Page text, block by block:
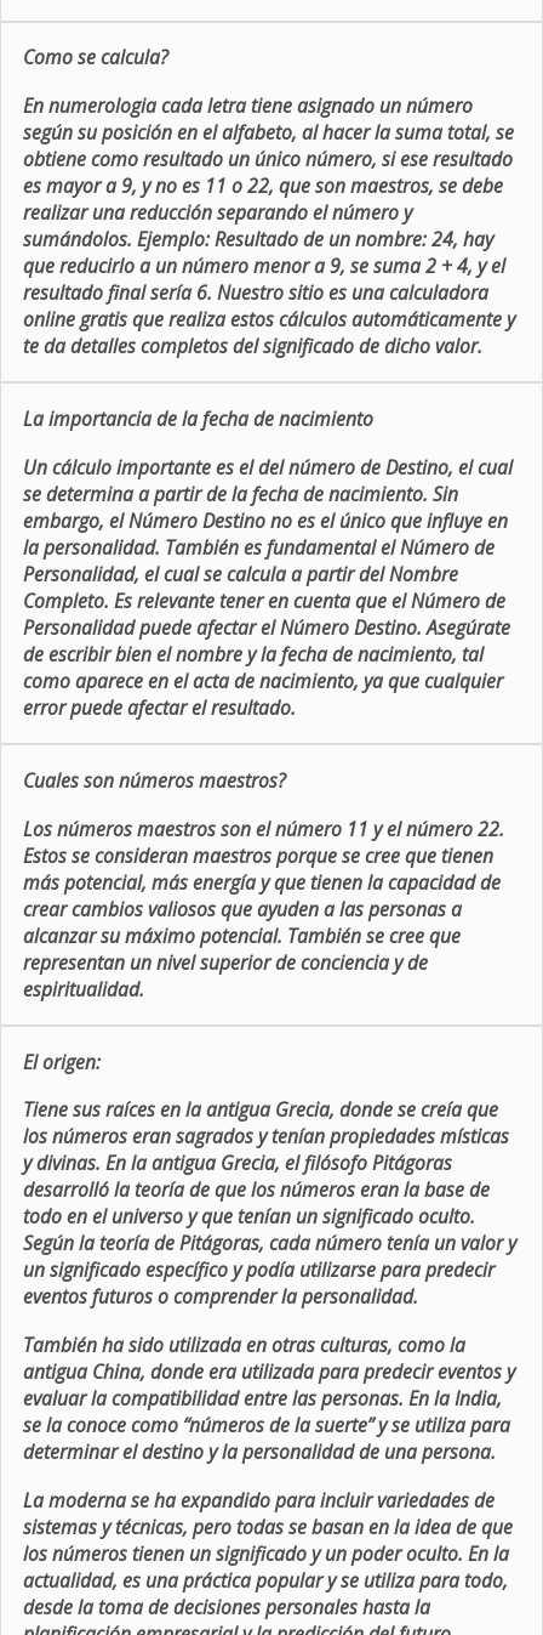
Como se calcula?
En numerologia cada letra tiene asignado un número
según su posición en el alfabeto, al hacer la suma total, se
obtiene como resultado un único número, si ese resultado
es mayor a 9, y no es 11 o 22, que son maestros, se debe
realizar una reducción separando el número y
sumándolos. Ejemplo: Resultado de un nombre: 24, hay
que reducirlo a un número menor a 9, se suma 2 + 4, y el
resultado final sería 6. Nuestro sitio es una calculadora
online gratis que realiza estos cálculos automáticamente y
te da detalles completos del significado de dicho valor.
La importancia de la fecha de nacimiento
Un cálculo importante es el del número de Destino, el cual
se determina a partir de la fecha de nacimiento. Sin
embargo, el Número Destino no es el único que influye en
la personalidad. También es fundamental el Número de
Personalidad, el cual se calcula a partir del Nombre
Completo. Es relevante tener en cuenta que el Número de
Personalidad puede afectar el Número Destino. Asegúrate
de escribir bien el nombre y la fecha de nacimiento, tal
como aparece en el acta de nacimiento, ya que cualquier
error puede afectar el resultado.
Cuales son números maestros?
Los números maestros son el número 11 y el número 22.
Estos se consideran maestros porque se cree que tienen
más potencial, más energía y que tienen la capacidad de
crear cambios valiosos que ayuden a las personas a
alcanzar su máximo potencial. También se cree que
representan un nivel superior de conciencia y de
espiritualidad.
El origen:
Tiene sus raíces en la antigua Grecia, donde se creía que
los números eran sagrados y tenían propiedades místicas
y divinas. En la antigua Grecia, el filósofo Pitágoras
desarrolló la teoría de que los números eran la base de
todo en el universo y que tenían un significado oculto.
Según la teoría de Pitágoras, cada número tenía un valor y
un significado específico y podía utilizarse para predecir
eventos futuros o comprender la personalidad.
También ha sido utilizada en otras culturas, como la
antigua China, donde era utilizada para predecir eventos y
evaluar la compatibilidad entre las personas. En la India,
se la conoce como “números de la suerte” y se utiliza para
determinar el destino y la personalidad de una persona.
La moderna se ha expandido para incluir variedades de
sistemas y técnicas, pero todas se basan en la idea de que
los números tienen un significado y un poder oculto. En la
actualidad, es una práctica popular y se utiliza para todo,
desde la toma de decisiones personales hasta la